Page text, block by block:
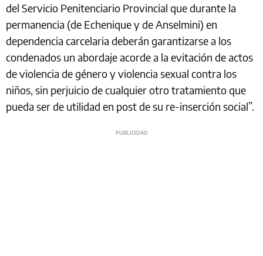
del Servicio Penitenciario Provincial que durante la
permanencia (de Echenique y de Anselmini) en
dependencia carcelaria deberán garantizarse a los
condenados un abordaje acorde a la evitación de actos
de violencia de género y violencia sexual contra los
niños, sin perjuicio de cualquier otro tratamiento que
pueda ser de utilidad en post de su re-inserción social”.